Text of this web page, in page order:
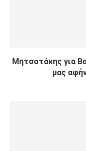
Μητσοτάκης για
μας